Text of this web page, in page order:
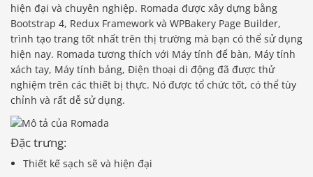
hiện đại và chuyên nghiệp. Romada được xây dựng bằng
Bootstrap 4, Redux Framework và WPBakery Page Builder,
trình tạo trang tốt nhất trên thị trường mà bạn có thể sử dụng
hiện nay. Romada tương thích với Máy tính để bàn, Máy tính
xách tay, Máy tính bảng, Điện thoại di động đã được thử
nghiệm trên các thiết bị thực. Nó được tổ chức tốt, có thể tùy
chỉnh và rất dễ sử dụng.
Đặc trưng:
Thiết kế sạch sẽ và hiện đại